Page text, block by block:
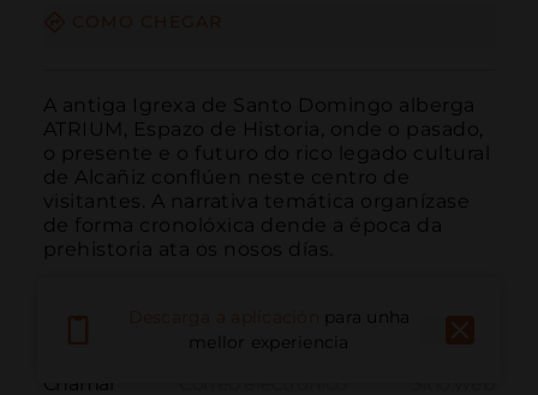
A antiga Igrexa de Santo Domingo alberga
ATRIUM, Espazo de Historia, onde o pasado,
o presente e o futuro do rico legado cultural
de Alcañiz conflúen neste centro de
visitantes. A narrativa temática organízase
de forma cronolóxica dende a época da
prehistoria ata os nosos días.
Chamar
para unha
mellor experiencia